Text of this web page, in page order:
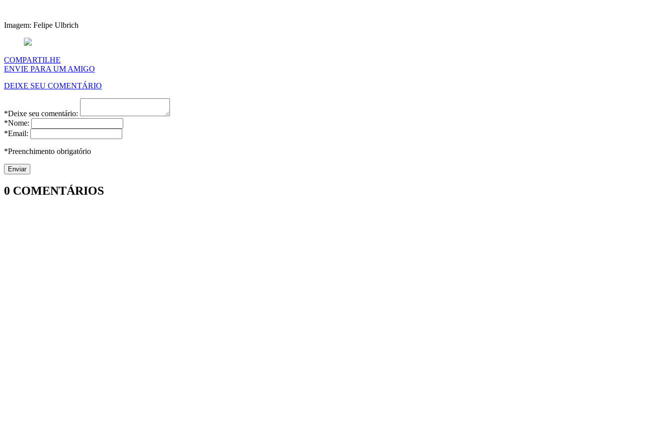
Imagem: Felipe Ulbrich
COMPARTILHE
ENVIE PARA UM AMIGO
DEIXE SEU COMENTÁRIO
*Deixe seu comentário:
*Nome:
*Email:
*Preenchimento obrigatório
0 COMENTÁRIOS